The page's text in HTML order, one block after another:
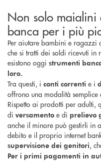
Non solo
banca per i più
Per aiutare bambini e
che si tratti dei soldi ricevuti in
esistono oggi strumenti
loro.
Tra questi, i conti correnti e i
offrono una modalità
Rispetto ai prodotti per adulti,
di versamento e di prelievo
anche il minore può gestirli in
debito e il proprio internet
supervisione dei genitori,
Per i primi pagamenti in